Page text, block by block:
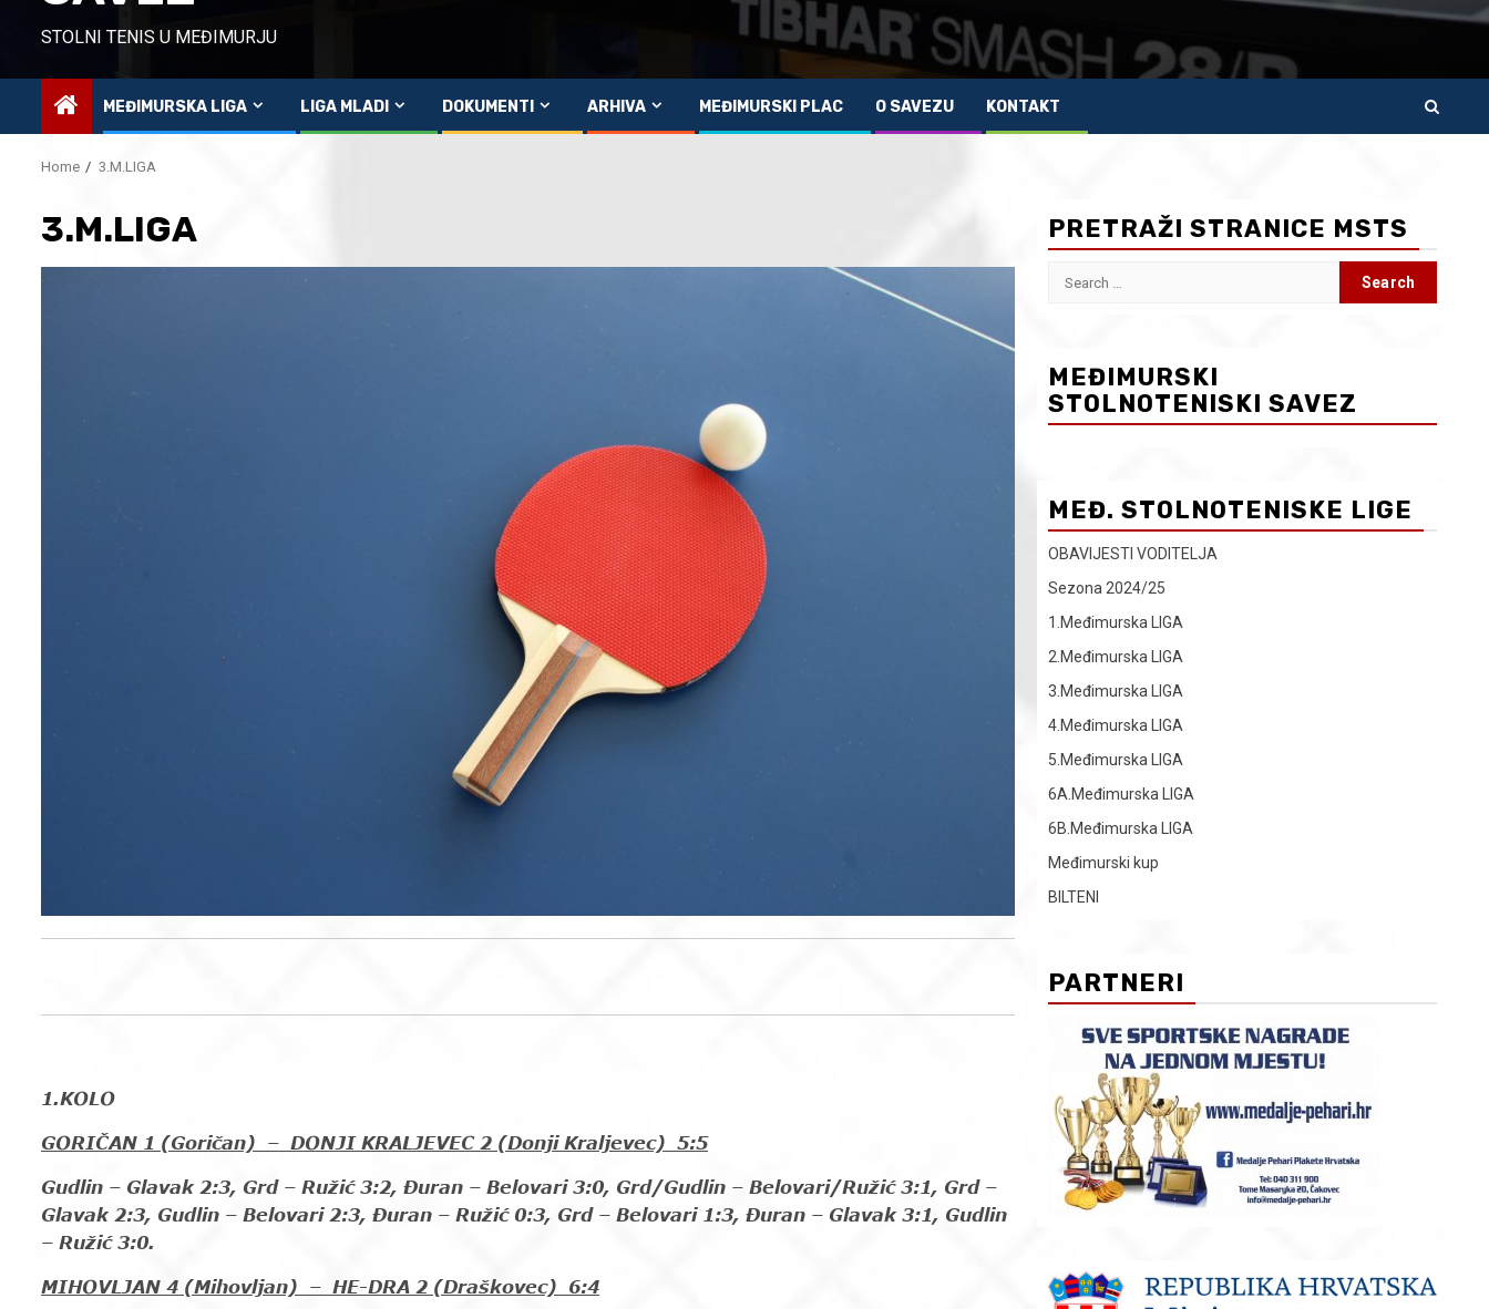
STOLNI TENIS U MEĐIMURJU
MEĐIMURSKA LIGA LIGA MLADI DOKUMENTI ARHIVA MEĐIMURSKI PLAC O SAVEZU KONTAKT
Home 3.M.LIGA
3.M.LIGA
1.KOLO
GORIČAN 1 (Goričan) – DONJI KRALJEVEC 2 (Donji Kraljevec) 5:5
Gudlin – Glavak 2:3, Grd – Ružić 3:2, Đuran – Belovari 3:0, Grd/Gudlin – Belovari/Ružić 3:1, Grd –
Glavak 2:3, Gudlin – Belovari 2:3, Đuran – Ružić 0:3, Grd – Belovari 1:3, Đuran – Glavak 3:1, Gudlin
– Ružić 3:0.
MIHOVLJAN 4 (Mihovljan) – HE-DRA 2 (Draškovec) 6:4
PRETRAŽI STRANICE MSTS
Search
MEĐIMURSKI
STOLNOTENISKI SAVEZ
MEĐ. STOLNOTENISKE LIGE
OBAVIJESTI VODITELJA
Sezona 2024/25
1.Međimurska LIGA
2.Međimurska LIGA
3.Međimurska LIGA
4.Međimurska LIGA
5.Međimurska LIGA
6A.Međimurska LIGA
6B.Međimurska LIGA
Međimurski kup
BILTENI
PARTNERI